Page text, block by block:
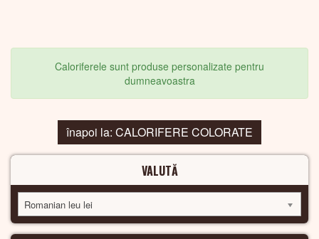
Caloriferele sunt produse personalizate pentru
dumneavoastra
înapoi la: CALORIFERE COLORATE
VALUTĂ
Romanian leu lei